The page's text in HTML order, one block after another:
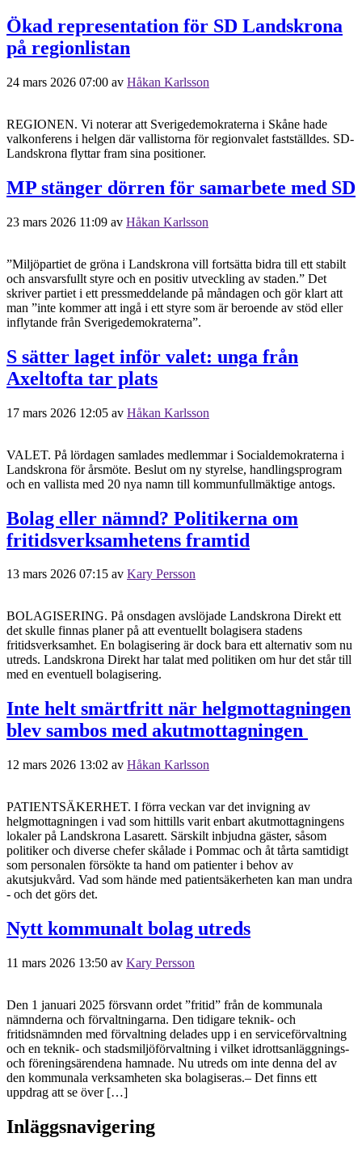
Ökad representation för SD Landskrona
på regionlistan
24 mars 2026 07:00 av Håkan Karlsson
REGIONEN. Vi noterar att Sverigedemokraterna i Skåne hade
valkonferens i helgen där vallistorna för regionvalet fastställdes. SD-
Landskrona flyttar fram sina positioner.
MP stänger dörren för samarbete med SD
23 mars 2026 11:09 av Håkan Karlsson
”Miljöpartiet de gröna i Landskrona vill fortsätta bidra till ett stabilt
och ansvarsfullt styre och en positiv utveckling av staden.” Det
skriver partiet i ett pressmeddelande på måndagen och gör klart att
man ”inte kommer att ingå i ett styre som är beroende av stöd eller
inflytande från Sverigedemokraterna”.
S sätter laget inför valet: unga från
Axeltofta tar plats
17 mars 2026 12:05 av Håkan Karlsson
VALET. På lördagen samlades medlemmar i Socialdemokraterna i
Landskrona för årsmöte. Beslut om ny styrelse, handlingsprogram
och en vallista med 20 nya namn till kommunfullmäktige antogs.
Bolag eller nämnd? Politikerna om
fritidsverksamhetens framtid
13 mars 2026 07:15 av Kary Persson
BOLAGISERING. På onsdagen avslöjade Landskrona Direkt ett
det skulle finnas planer på att eventuellt bolagisera stadens
fritidsverksamhet. En bolagisering är dock bara ett alternativ som nu
utreds. Landskrona Direkt har talat med politiken om hur det står till
med en eventuell bolagisering.
Inte helt smärtfritt när helgmottagningen
blev sambos med akutmottagningen
12 mars 2026 13:02 av Håkan Karlsson
PATIENTSÄKERHET. I förra veckan var det invigning av
helgmottagningen i vad som hittills varit enbart akutmottagningens
lokaler på Landskrona Lasarett. Särskilt inbjudna gäster, såsom
politiker och diverse chefer skålade i Pommac och åt tårta samtidigt
som personalen försökte ta hand om patienter i behov av
akutsjukvård. Vad som hände med patientsäkerheten kan man undra
- och det görs det.
Nytt kommunalt bolag utreds
11 mars 2026 13:50 av Kary Persson
Den 1 januari 2025 försvann ordet ”fritid” från de kommunala
nämnderna och förvaltningarna. Den tidigare teknik- och
fritidsnämnden med förvaltning delades upp i en serviceförvaltning
och en teknik- och stadsmiljöförvaltning i vilket idrottsanläggnings-
och föreningsärendena hamnade. Nu utreds om inte denna del av
den kommunala verksamheten ska bolagiseras.– Det finns ett
uppdrag att se över […]
Inläggsnavigering